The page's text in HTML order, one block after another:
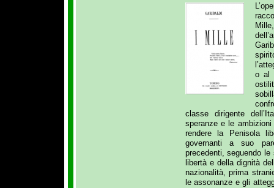
o al
classe dirigente
speranze e le
rendere la Penisola
governanti a suo
precedenti, seguendo
libertà e della dignità
nazionalità, prima
le assonanze e gli